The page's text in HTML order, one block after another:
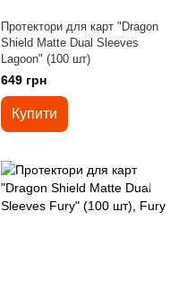
Протектори для карт "Dragon
Shield Matte Dual Sleeves
Lagoon" (100 шт)
649 грн
Купити